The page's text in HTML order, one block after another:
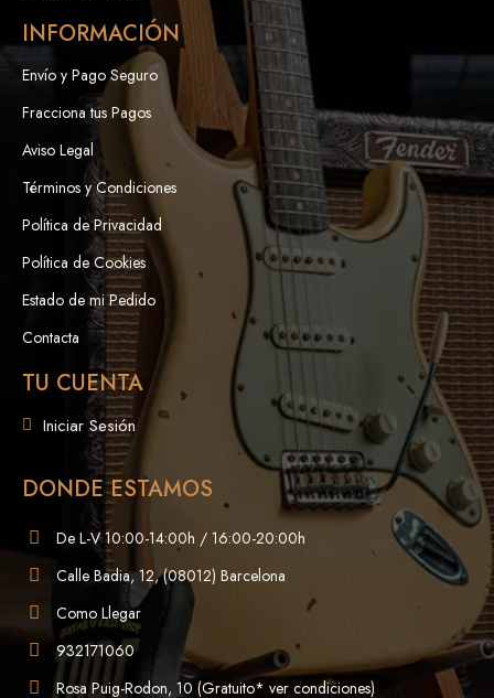
INFORMACIÓN
Envío y Pago Seguro
Fracciona tus Pagos
Aviso Legal
Términos y Condiciones
Política de Privacidad
Política de Cookies
Estado de mi Pedido
Contacta
TU CUENTA
Iniciar Sesión
DONDE ESTAMOS
De L-V 10:00-14:00h / 16:00-20:00h
Calle Badia, 12, (08012) Barcelona
Como Llegar
932171060
Rosa Puig-Rodon, 10 (Gratuito* ver condiciones)